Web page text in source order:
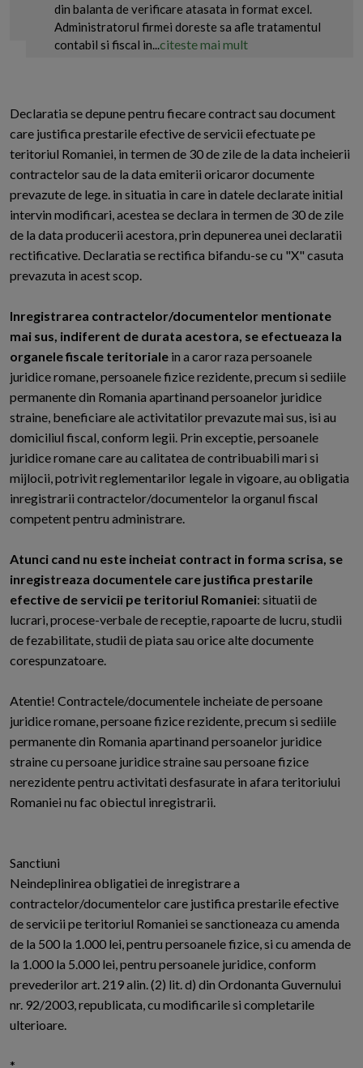
din balanta de verificare atasata in format excel.
Administratorul firmei doreste sa afle tratamentul
contabil si fiscal in...citeste mai mult
Declaratia se depune pentru fiecare contract sau document
care justifica prestarile efective de servicii efectuate pe
teritoriul Romaniei, in termen de 30 de zile de la data incheierii
contractelor sau de la data emiterii oricaror documente
prevazute de lege. in situatia in care in datele declarate initial
intervin modificari, acestea se declara in termen de 30 de zile
de la data producerii acestora, prin depunerea unei declaratii
rectificative. Declaratia se rectifica bifandu-se cu "X" casuta
prevazuta in acest scop.
Inregistrarea contractelor/documentelor mentionate
mai sus, indiferent de durata acestora, se efectueaza la
organele fiscale teritoriale in a caror raza persoanele
juridice romane, persoanele fizice rezidente, precum si sediile
permanente din Romania apartinand persoanelor juridice
straine, beneficiare ale activitatilor prevazute mai sus, isi au
domiciliul fiscal, conform legii. Prin exceptie, persoanele
juridice romane care au calitatea de contribuabili mari si
mijlocii, potrivit reglementarilor legale in vigoare, au obligatia
inregistrarii contractelor/documentelor la organul fiscal
competent pentru administrare.
Atunci cand nu este incheiat contract in forma scrisa, se
inregistreaza documentele care justifica prestarile
efective de servicii pe teritoriul Romaniei: situatii de
lucrari, procese-verbale de receptie, rapoarte de lucru, studii
de fezabilitate, studii de piata sau orice alte documente
corespunzatoare.
Atentie! Contractele/documentele incheiate de persoane
juridice romane, persoane fizice rezidente, precum si sediile
permanente din Romania apartinand persoanelor juridice
straine cu persoane juridice straine sau persoane fizice
nerezidente pentru activitati desfasurate in afara teritoriului
Romaniei nu fac obiectul inregistrarii.
Sanctiuni
Neindeplinirea obligatiei de inregistrare a
contractelor/documentelor care justifica prestarile efective
de servicii pe teritoriul Romaniei se sanctioneaza cu amenda
de la 500 la 1.000 lei, pentru persoanele fizice, si cu amenda de
la 1.000 la 5.000 lei, pentru persoanele juridice, conform
prevederilor art. 219 alin. (2) lit. d) din Ordonanta Guvernului
nr. 92/2003, republicata, cu modificarile si completarile
ulterioare.